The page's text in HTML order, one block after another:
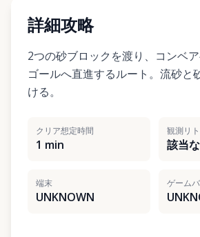
詳細攻略
2つの砂ブロックを渡り、コンベ
ゴールへ直進するルート。流砂と
ける。
クリア想定時間
1 min
観測リ
該当
端末
UNKNOWN
ゲーム